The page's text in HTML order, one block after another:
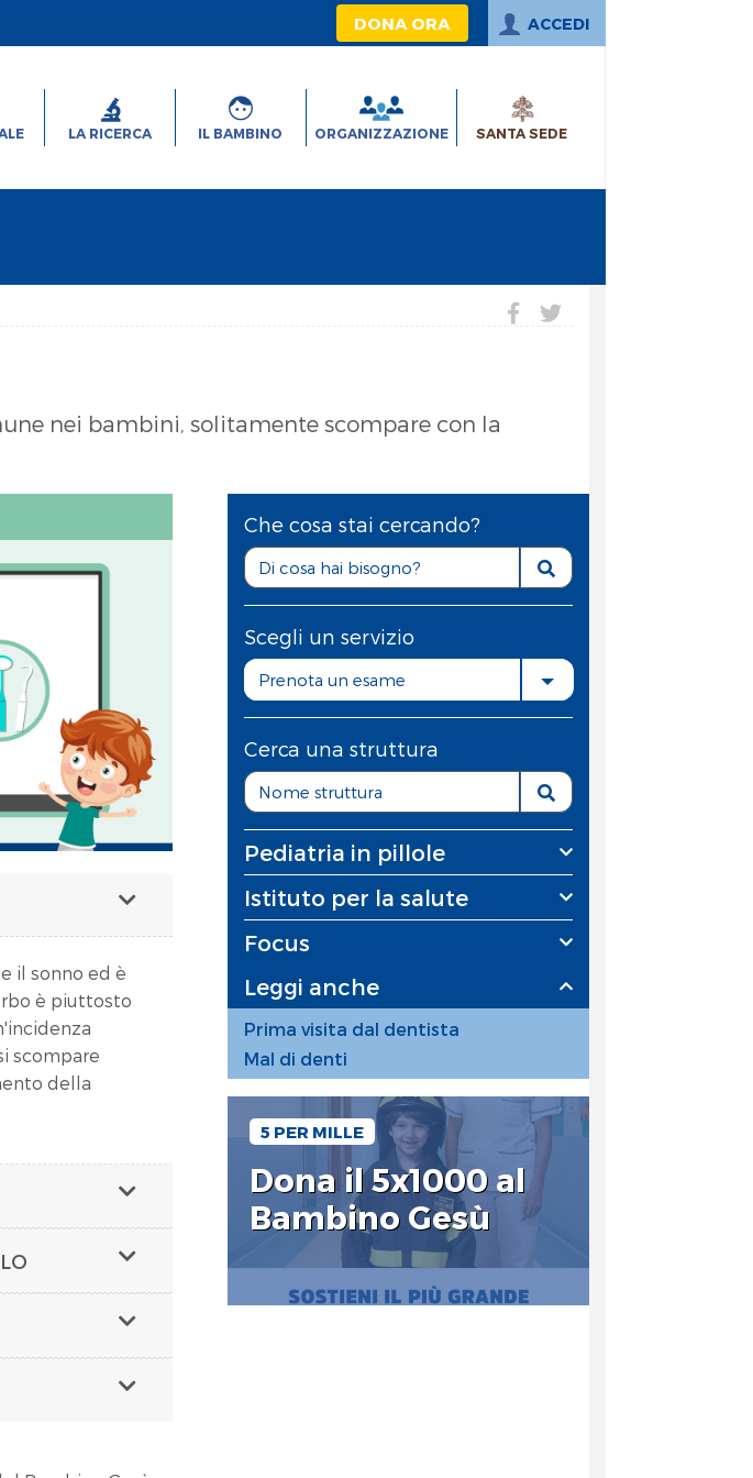
DONA ORA ACCEDI
LA RICERCA IL BAMBINO ORGANIZZAZIONE SANTA SEDE
nei bambini, solitamente scompare con la
il sonno ed è
è piuttosto
scompare
della
Che cosa stai cercando?
Scegli un servizio
Prenota un esame
Cerca una struttura
Pediatria in pillole
Istituto per la salute
Focus
Leggi anche
Prima visita dal dentista
Mal di denti
5 PER MILLE
Dona il 5x1000 al
Bambino Gesù